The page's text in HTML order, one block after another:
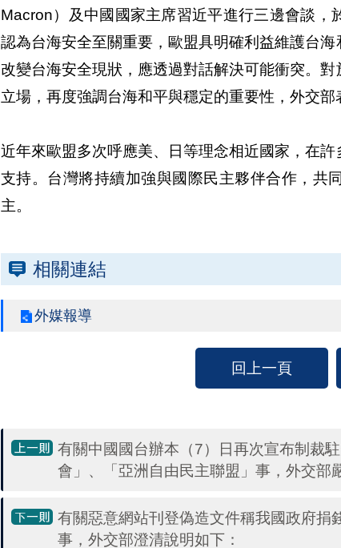
Macron）及中國國家主席習近平進行三邊會談
認為台海安全至關重要，歐盟具明確利益維護台
改變台海安全現狀，應透過對話解決可能衝突。
立場，再度強調台海和平與穩定的重要性，外交部
近年來歐盟多次呼應美、日等理念相近國家，在
支持。台灣將持續加強與國際民主夥伴合作，共
主。
相關連結
外媒報導
回上一頁
有關中國國台辦本（7）日再次宣布制裁
會」、「亞洲自由民主聯盟」事，外交部
有關惡意網站刊登偽造文件稱我國政府捐
事，外交部澄清說明如下：